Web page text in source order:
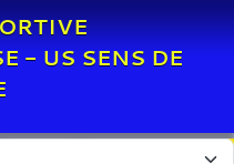
- US SENS DE